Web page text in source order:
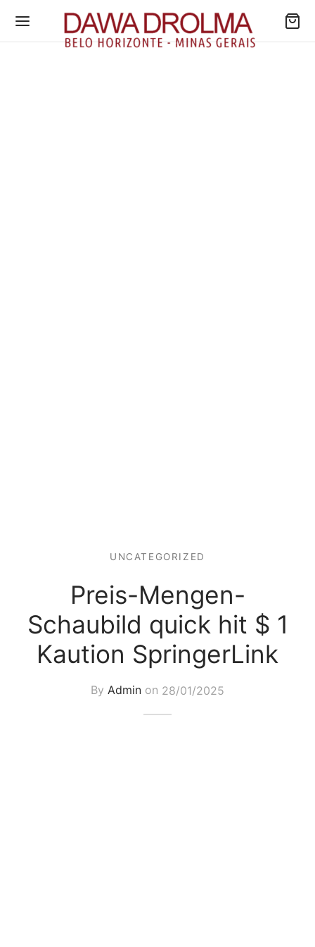
UNCATEGORIZED
Preis-Mengen-
Schaubild quick hit $ 1
Kaution SpringerLink
By Admin on 28/01/2025